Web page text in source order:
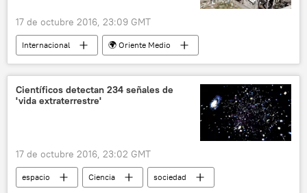
17 de octubre 2016, 23:09 GMT
Internacional
🌍 Oriente Medio
Yemen
ONU
alto el fuego
noticias
Científicos detectan 234 señales de
'vida extraterrestre'
17 de octubre 2016, 23:02 GMT
espacio Ciencia
sociedad